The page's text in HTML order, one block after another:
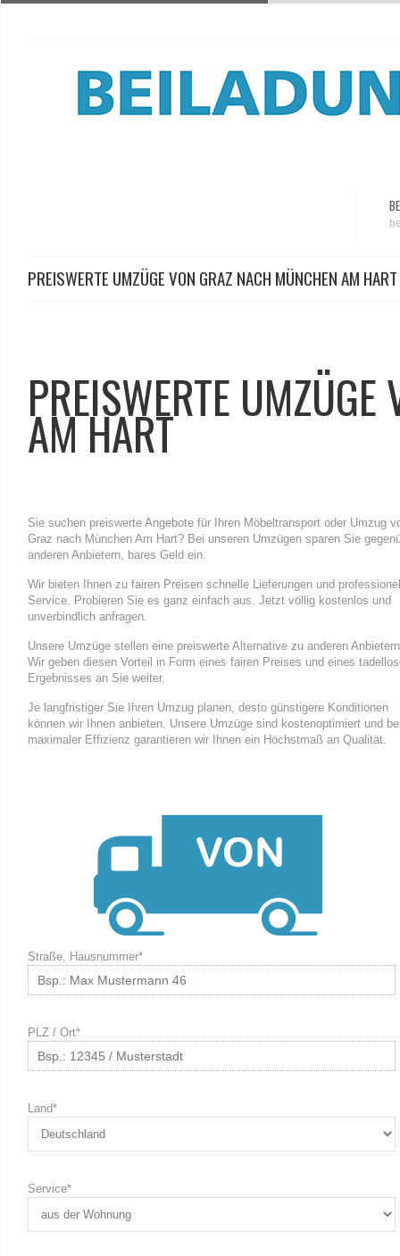
PREISWERTE UMZÜGE VON GRAZ NACH MÜNCHEN AM HART
PREISWERTE
AM HART
Sie suchen preiswerte Angebote für Ihren Möbeltransport oder Umzug
Graz nach München Am Hart? Bei unseren Umzügen sparen Sie
anderen Anbietern, bares Geld ein.
Wir bieten Ihnen zu fairen Preisen schnelle Lieferungen und
Service. Probieren Sie es ganz einfach aus. Jetzt völlig kostenlos und
unverbindlich anfragen.
Unsere Umzüge stellen eine preiswerte Alternative zu anderen
Wir geben diesen Vorteil in Form eines fairen Preises und eines
Ergebnisses an Sie weiter.
Je langfristiger Sie Ihren Umzug planen, desto günstigere Konditionen
können wir Ihnen anbieten. Unsere Umzüge sind kostenoptimiert und
maximaler Effizienz garantieren wir Ihnen ein Höchstmaß an Qualität.
Straße, Hausnummer*
PLZ / Ort*
Land*
Service*